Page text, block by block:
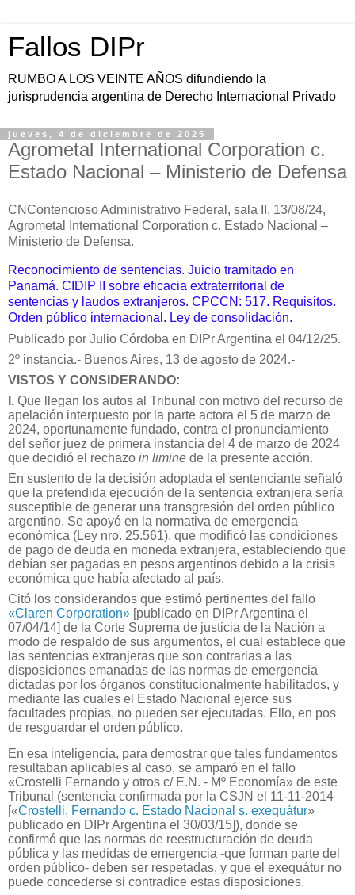
Fallos DIPr
RUMBO A LOS VEINTE AÑOS difundiendo la
jurisprudencia argentina de Derecho Internacional Privado
jueves, 4 de diciembre de 2025
Agrometal International Corporation c.
Estado Nacional – Ministerio de Defensa
CNContencioso Administrativo Federal, sala II, 13/08/24,
Agrometal International Corporation c. Estado Nacional –
Ministerio de Defensa.
Reconocimiento de sentencias. Juicio tramitado en
Panamá. CIDIP II sobre eficacia extraterritorial de
sentencias y laudos extranjeros. CPCCN: 517. Requisitos.
Orden público internacional. Ley de consolidación.
Publicado por Julio Córdoba en DIPr Argentina el 04/12/25.
2º instancia.- Buenos Aires, 13 de agosto de 2024.-
VISTOS Y CONSIDERANDO:
I. Que llegan los autos al Tribunal con motivo del recurso de
apelación interpuesto por la parte actora el 5 de marzo de
2024, oportunamente fundado, contra el pronunciamiento
del señor juez de primera instancia del 4 de marzo de 2024
que decidió el rechazo in limine de la presente acción.
En sustento de la decisión adoptada el sentenciante señaló
que la pretendida ejecución de la sentencia extranjera sería
susceptible de generar una transgresión del orden público
argentino. Se apoyó en la normativa de emergencia
económica (Ley nro. 25.561), que modificó las condiciones
de pago de deuda en moneda extranjera, estableciendo que
debían ser pagadas en pesos argentinos debido a la crisis
económica que había afectado al país.
Citó los considerandos que estimó pertinentes del fallo
«Claren Corporation» [publicado en DIPr Argentina el
07/04/14] de la Corte Suprema de justicia de la Nación a
modo de respaldo de sus argumentos, el cual establece que
las sentencias extranjeras que son contrarias a las
disposiciones emanadas de las normas de emergencia
dictadas por los órganos constitucionalmente habilitados, y
mediante las cuales el Estado Nacional ejerce sus
facultades propias, no pueden ser ejecutadas. Ello, en pos
de resguardar el orden público.
En esa inteligencia, para demostrar que tales fundamentos
resultaban aplicables al caso, se amparó en el fallo
«Crostelli Fernando y otros c/ E.N. - Mº Economía» de este
Tribunal (sentencia confirmada por la CSJN el 11-11-2014
[«Crostelli, Fernando c. Estado Nacional s. exequátur»
publicado en DIPr Argentina el 30/03/15]), donde se
confirmó que las normas de reestructuración de deuda
pública y las medidas de emergencia -que forman parte del
orden público- deben ser respetadas, y que el exequátur no
puede concederse si contradice estas disposiciones.